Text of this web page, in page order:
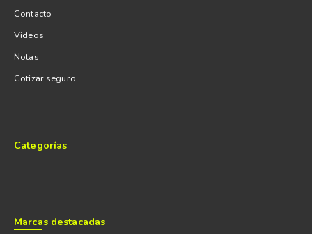
Contacto
Videos
Notas
Cotizar seguro
Categorías
Marcas destacadas